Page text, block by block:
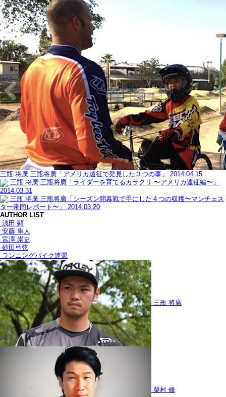
三瓶 将廣 三瓶将廣「アメリカ遠征で発見した３つの事」
2014.04.15
三瓶 将廣 三瓶将廣「ライダーを育てるカラクリ 〜アメリカ遠征編〜」
2014.03.31
三瓶 将廣 三瓶将廣「シーズン開幕戦で手にした４つの収穫〜マンチェス
ター帯同レポート〜」
2014.03.20
AUTHOR LIST
浅田 顕
安藤 隼人
宮澤 崇史
砂田弓弦
ランニングバイク連盟
三瓶 将廣
栗村 修